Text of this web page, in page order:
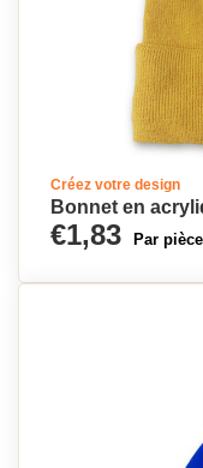
Créez votre design
Bonnet en
€1,83 Par